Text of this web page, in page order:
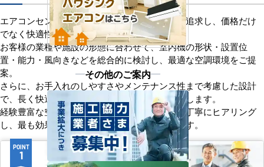
エアコンセンターACは、「格安＋α」の価値を追求し、価格だけ
でなく快適性と機能性にもこだわっています。
お客様の業種や施設の形態に合わせて、室内機の形状・設置位
置・能力・風向きなどを総合的に検討し、最適な空調環境をご提
案。
さらに、お手入れのしやすさやメンテナンス性まで考慮した設計
で、長く快適にご使用いただけるようサポートします。
経験豊富な空調技術者が現場の状況やご要望を丁寧にヒアリング
し、最も効果的で効率的なプランをお届けします。
POINT
1
POINT
2
その他のご案内